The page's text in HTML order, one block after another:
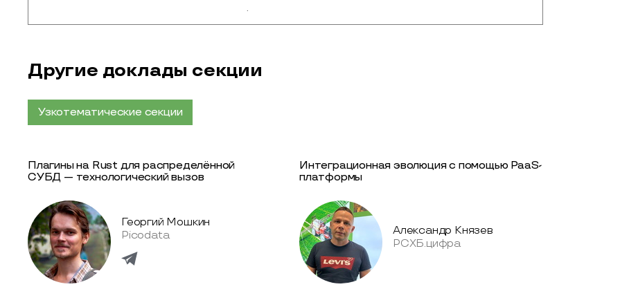
.
Другие доклады секции
Узкотематические секции
Плагины на Rust для распределённой
СУБД — технологический вызов
Георгий Мошкин
Picodata
Интеграционная эволюция с помощью PaaS-
платформы
Александр Князев
РСХБ.цифра